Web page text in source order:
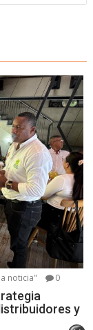
noticia" 0
y